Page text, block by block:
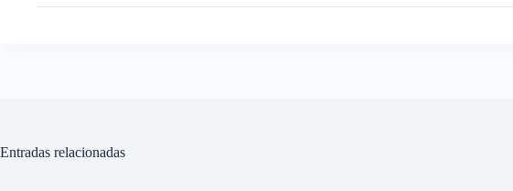
Entradas relacionadas